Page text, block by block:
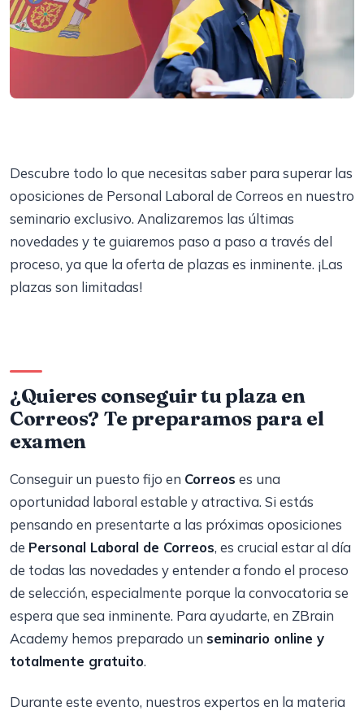
Descubre todo lo que necesitas saber para superar las
oposiciones de Personal Laboral de Correos en nuestro
seminario exclusivo. Analizaremos las últimas
novedades y te guiaremos paso a paso a través del
proceso, ya que la oferta de plazas es inminente. ¡Las
plazas son limitadas!
¿Quieres conseguir tu plaza en
Correos? Te preparamos para el
examen
Conseguir un puesto fijo en Correos es una
oportunidad laboral estable y atractiva. Si estás
pensando en presentarte a las próximas oposiciones
de Personal Laboral de Correos, es crucial estar al día
de todas las novedades y entender a fondo el proceso
de selección, especialmente porque la convocatoria se
espera que sea inminente. Para ayudarte, en ZBrain
Academy hemos preparado un seminario online y
totalmente gratuito.
Durante este evento, nuestros expertos en la materia